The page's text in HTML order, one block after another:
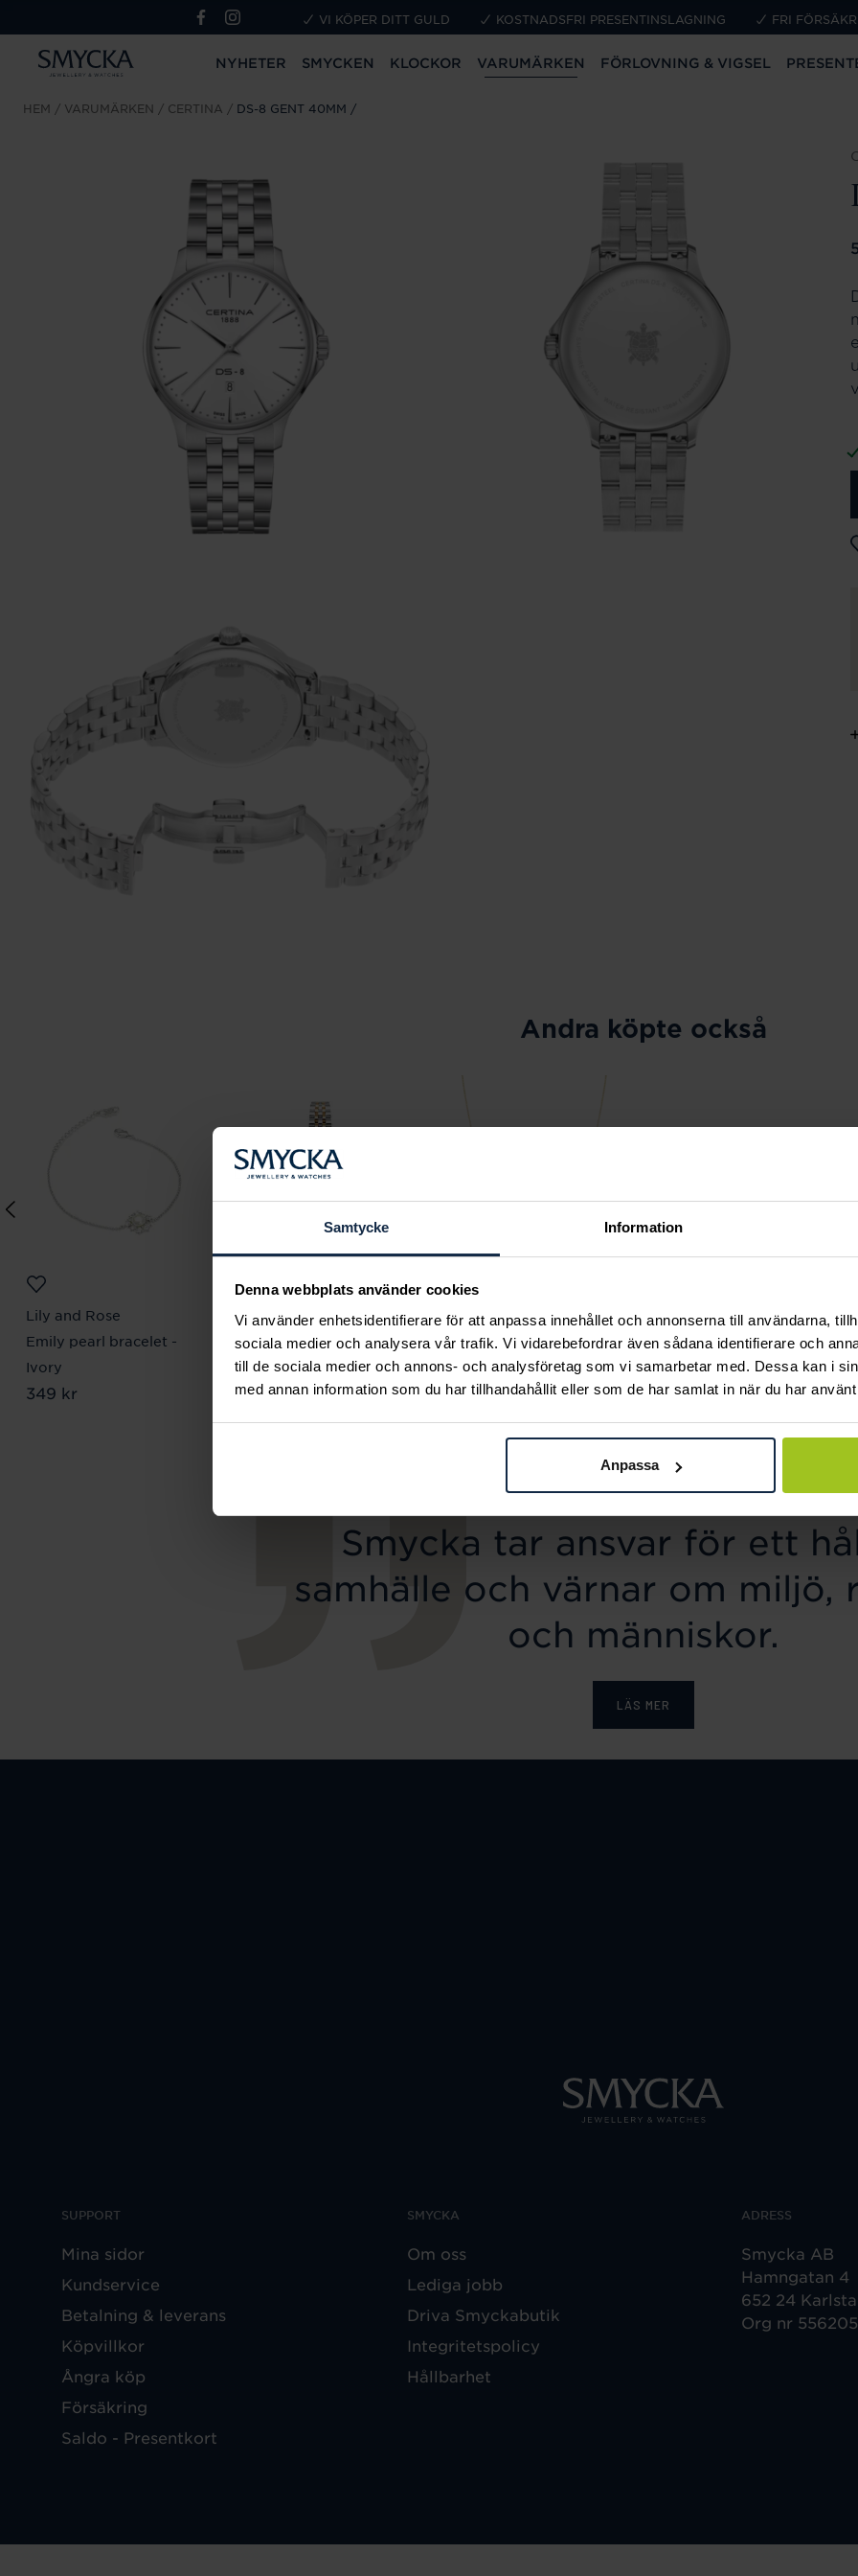
Samtycke Information
Denna webbplats använder cookies
Vi använder enhetsidentifierare för att anpassa innehållet och annonserna till användarna,
sociala medier och analysera vår trafik. Vi vidarebefordrar även sådana identifierare och
till de sociala medier och annons- och analysföretag som vi samarbetar med. Dessa kan i
med annan information som du har tillhandahållit eller som de har samlat in när du har
Anpassa
VI KÖPER DITT GULD KOSTNADSFRI PRESENTINSLAGNING FRI
NYHETER SMYCKEN KLOCKOR VARUMÄRKEN FÖRLOVNING & VIGSEL
HEM VARUMÄRKEN CERTINA DS-8 GENT 40MM
Andra köpte också
Lily and Rose
Emily pearl bracelet -
Ivory
Pris :349 kr
349 kr
Mockberg
Royal Watch 28 mm
Pris:2 399 kr
2 399 kr
Mockberg
Ellie Gold Necklace
Pris:799 kr
799 kr
Thomas Sabo
Charm-hängsmycke
bokstaven F Connect
Pris:319 kr
319 kr
Smycka tar ansvar för ett
samhälle och värnar om miljö,
och människor.
LÄS MER
SUPPORT
Mina sidor
Kundservice
Betalning & leverans
Köpvillkor
Ångra köp
Försäkring
Saldo - Presentkort
SMYCKA
Om oss
Lediga jobb
Driva Smyckabutik
Integritetspolicy
Hållbarhet
ADRESS
Smycka AB
Hamngatan 4
652 24
Org nr